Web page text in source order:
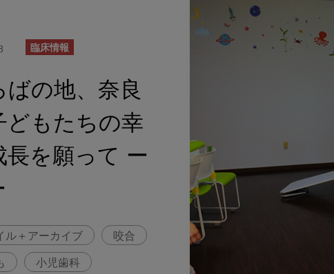
臨床情報
ばの地、奈良
どもたちの幸
長を願って ー
ル＋アーカイブ 咬合
小児歯科